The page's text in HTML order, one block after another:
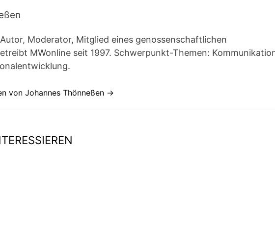
Moderator, Mitglied eines genossenschaftlichen
MWonline seit 1997. Schwerpunkt-Themen:
von Johannes Thönneßen →